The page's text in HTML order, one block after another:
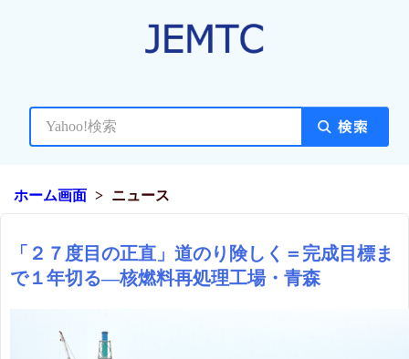
ホーム画面 ニュース
「２７度目の正直」道のり険しく＝完成目標ま
で１年切る―核燃料再処理工場・青森